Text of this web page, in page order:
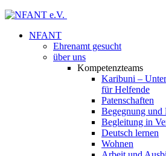
NFANT
Ehrenamt gesucht
über uns
Kompetenzteams
Karibuni –
für Helfende
Patenschaften
Begegnung und
Begleitung in
Deutsch lernen
Wohnen